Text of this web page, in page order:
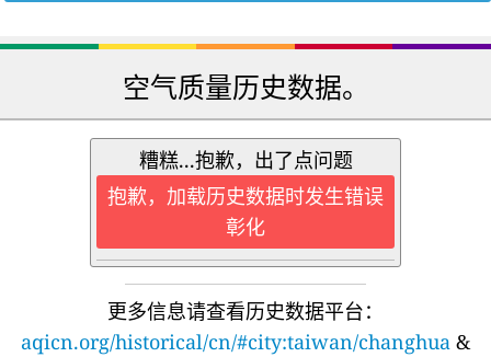
空气质量历史数据。
糟糕...抱歉，出了点问题
抱歉，加载历史数据时发生错误
彰化
更多信息请查看历史数据平台：
aqicn.org/historical/cn/#city:taiwan/changhua &